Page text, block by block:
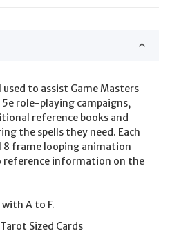
to assist Game Masters
role-playing campaigns,
reference books and
the spells they need. Each
8 frame looping animation
reference information on the
A to F.
Sized Cards